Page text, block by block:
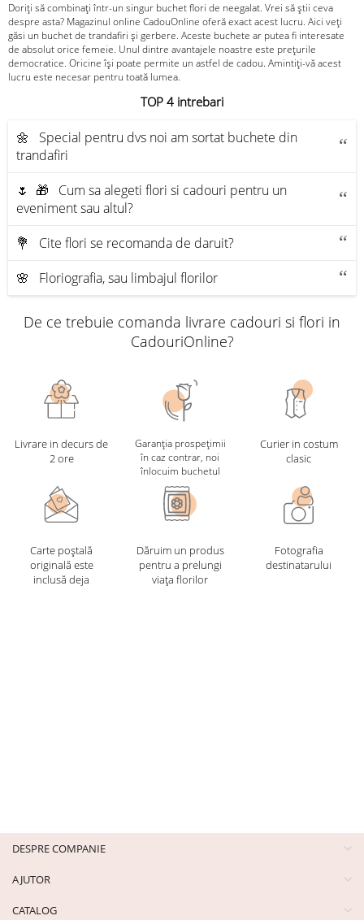
Doriți să combinați într-un singur buchet flori de neegalat. Vrei să știi ceva
despre asta? Magazinul online CadouOnline oferă exact acest lucru. Aici veți
găsi un buchet de trandafiri și gerbere. Aceste buchete ar putea fi interesate
de absolut orice femeie. Unul dintre avantajele noastre este prețurile
democratice. Oricine își poate permite un astfel de cadou. Amintiți-vă acest
lucru este necesar pentru toată lumea.
TOP 4 intrebari
🌼 Special pentru dvs noi am sortat buchete din
trandafiri
🌷 🎁 Cum sa alegeti flori si cadouri pentru un
eveniment sau altul?
💐 Сite flori se recomanda de daruit?
🌸 Floriografia, sau limbajul florilor
De ce trebuie comanda livrare cadouri si flori in
CadouriOnline?
Livrare in decurs de
2 ore
Garanția prospețimii
în caz contrar, noi
înlocuim buchetul
Curier in costum
clasic
Carte poștală
originală este
inclusă deja
Dăruim un produs
pentru a prelungi
viața florilor
Fotografia
destinatarului
DESPRE COMPANIE
AJUTOR
CATALOG